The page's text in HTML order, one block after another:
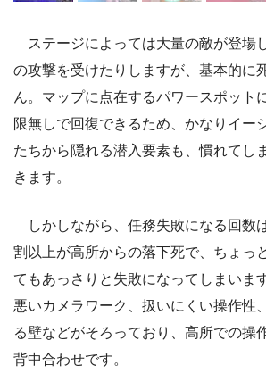
ステージによっては大量の敵が登場
の攻撃を受けたりしますが、基本的に
ん。マップに点在するパワースポット
限無しで回復できるため、かなりイー
たちから隠れる潜入要素も、慣れてし
きます。
しかしながら、任務失敗になる回数
割以上が高所からの落下死で、ちょっ
てもあっさりと失敗になってしまいま
悪いカメラワーク、扱いにくい操作性
る壁などがそろっており、高所での操
背中合わせです。